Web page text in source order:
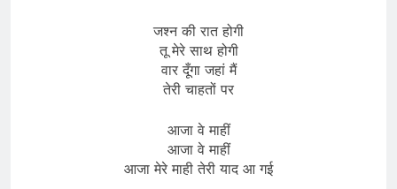
जश्न की रात होगी
तू मेरे साथ होगी
वार दूँगा जहां मैं
तेरी चाहतों पर
आजा वे माहीं
आजा वे माहीं
आजा मेरे माही तेरी याद आ गई